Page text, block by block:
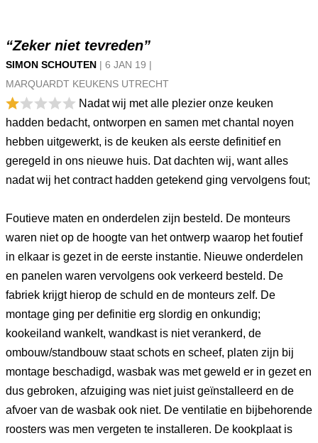
“Zeker niet tevreden”
SIMON SCHOUTEN | 6 JAN 19 |
MARQUARDT KEUKENS UTRECHT
Nadat wij met alle plezier onze keuken
hadden bedacht, ontworpen en samen met chantal noyen
hebben uitgewerkt, is de keuken als eerste definitief en
geregeld in ons nieuwe huis. Dat dachten wij, want alles
nadat wij het contract hadden getekend ging vervolgens fout;
Foutieve maten en onderdelen zijn besteld. De monteurs
waren niet op de hoogte van het ontwerp waarop het foutief
in elkaar is gezet in de eerste instantie. Nieuwe onderdelen
en panelen waren vervolgens ook verkeerd besteld. De
fabriek krijgt hierop de schuld en de monteurs zelf. De
montage ging per definitie erg slordig en onkundig;
kookeiland wankelt, wandkast is niet verankerd, de
ombouw/standbouw staat schots en scheef, platen zijn bij
montage beschadigd, wasbak was met geweld er in gezet en
dus gebroken, afzuiging was niet juist geïnstalleerd en de
afvoer van de wasbak ook niet. De ventilatie en bijbehorende
roosters was men vergeten te installeren. De kookplaat is